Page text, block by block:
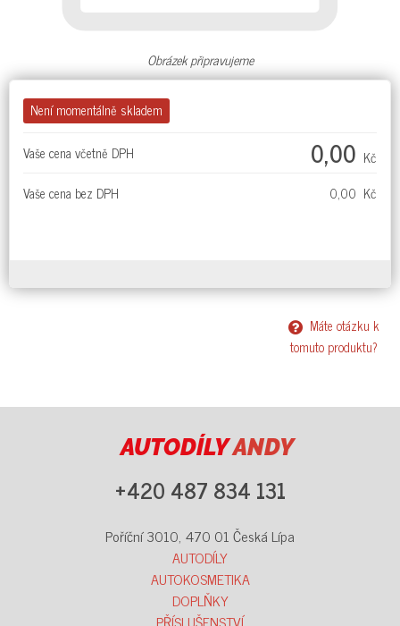
Obrázek připravujeme
Není momentálně skladem
Vaše cena včetně DPH
0,00 Kč
Vaše cena bez DPH
0,00 Kč
Máte otázku k
tomuto produktu?
AUTODÍLYANDY
+420 487 834 131
Poříční 3010, 470 01 Česká Lípa
AUTODÍLY
AUTOKOSMETIKA
DOPLŇKY